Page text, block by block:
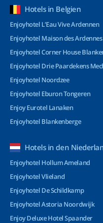
Hotels in Belgien
Enjoyhotel L’Eau Vive Ardennen
Enjoyhotel Maison des Ardennes
Enjoyhotel Corner House
Enjoyhotel Drie Paardekens
Enjoyhotel Noordzee
Enjoyhotel Eburon Tongeren
Enjoy Eurotel Lanaken
Enjoyhotel Blankenberge
Hotels in den
Enjoyhotel Hollum Ameland
Enjoyhotel Vlieland
Enjoyhotel De Schildkamp
Enjoyhotel Astoria Noordwijk
Enjoy Deluxe Hotel Spaander